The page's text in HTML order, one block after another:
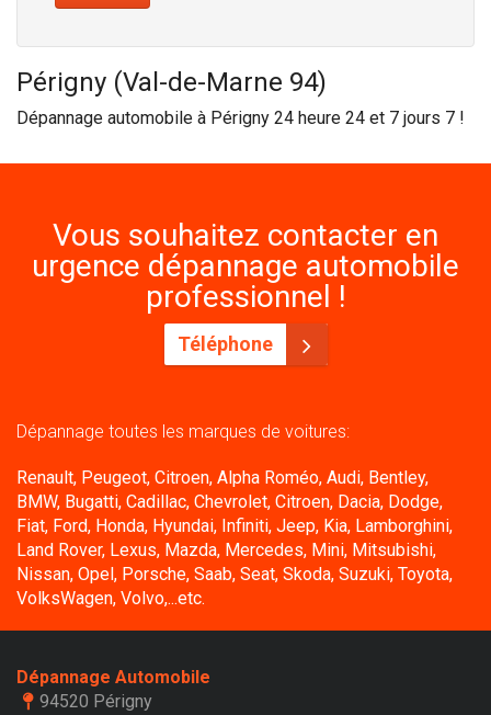
Périgny (Val-de-Marne 94)
Dépannage automobile à Périgny 24 heure 24 et 7 jours 7 !
Vous souhaitez contacter en
urgence dépannage automobile
professionnel !
Téléphone
Dépannage toutes les marques de voitures:
Renault, Peugeot, Citroen, Alpha Roméo, Audi, Bentley,
BMW, Bugatti, Cadillac, Chevrolet, Citroen, Dacia, Dodge,
Fiat, Ford, Honda, Hyundai, Infiniti, Jeep, Kia, Lamborghini,
Land Rover, Lexus, Mazda, Mercedes, Mini, Mitsubishi,
Nissan, Opel, Porsche, Saab, Seat, Skoda, Suzuki, Toyota,
VolksWagen, Volvo,...etc.
Dépannage Automobile
94520 Périgny